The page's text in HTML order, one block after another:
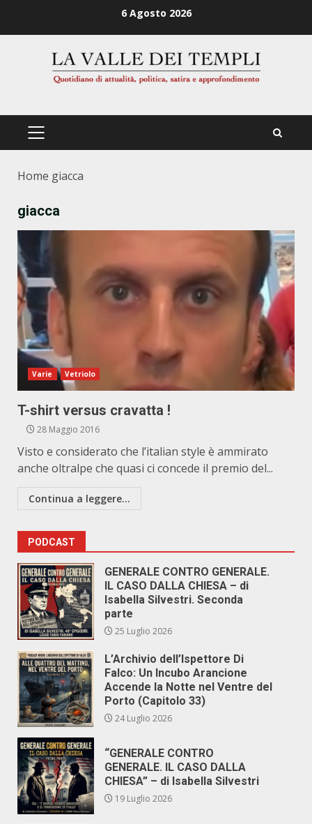
6 Agosto 2026
PRIMÄRES
Home giacca
giacca
Varie Vetriolo
T-shirt versus cravatta !
28 Maggio 2016
Visto e considerato che l’italian style è ammirato
anche oltralpe che quasi ci concede il premio del...
Continua a leggere...
PODCAST
GENERALE CONTRO GENERALE.
IL CASO DALLA CHIESA – di
Isabella Silvestri. Seconda
parte
25 Luglio 2026
L’Archivio dell’Ispettore Di
Falco: Un Incubo Arancione
Accende la Notte nel Ventre del
Porto (Capitolo 33)
24 Luglio 2026
“GENERALE CONTRO
GENERALE. IL CASO DALLA
CHIESA” – di Isabella Silvestri
19 Luglio 2026